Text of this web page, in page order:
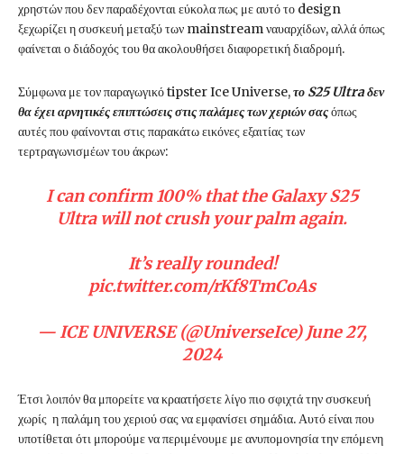
χρηστών που δεν παραδέχονται εύκολα πως με αυτό το design
ξεχωρίζει η συσκευή μεταξύ των mainstream ναυαρχίδων, αλλά όπως
φαίνεται ο διάδοχός του θα ακολουθήσει διαφορετική διαδρομή.
Σύμφωνα με τον παραγωγικό tipster Ice Universe,το S25 Ultra δεν
θα έχει αρνητικές επιπτώσεις στις παλάμες των χεριών σαςόπως
αυτές που φαίνονται στις παρακάτω εικόνες εξαιτίας των
τερτραγωνισμέων του άκρων:
I can confirm 100% that the Galaxy S25
Ultra will not crush your palm again.
It’s really rounded!
pic.twitter.com/rKf8TmCoAs
— ICE UNIVERSE (@UniverseIce) June 27,
2024
Έτσι λοιπόν θα μπορείτε να κραατήσετε λίγο πιο σφιχτά την συσκευή
χωρίς η παλάμη του χεριού σας να εμφανίσει σημάδια. Αυτό είναι που
υποτίθεται ότι μπορούμε να περιμένουμε με ανυπομονησία την επόμενη